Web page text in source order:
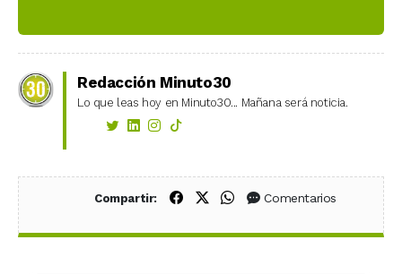
Redacción Minuto30
Lo que leas hoy en Minuto30... Mañana será noticia.
Compartir: Compartir en Facebook
Compartir en X (Twitter)
Compartir en WhatsApp
Comentarios